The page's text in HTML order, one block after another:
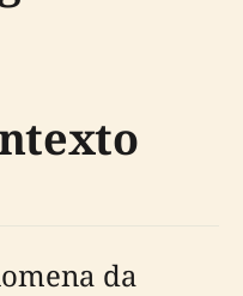
da